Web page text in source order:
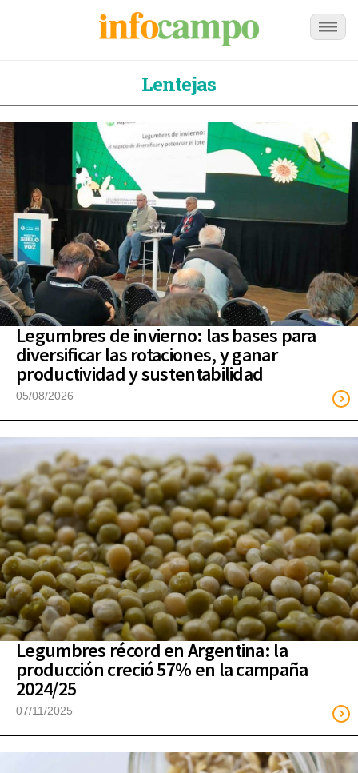
Lentejas
Legumbres de invierno: las bases para
diversificar las rotaciones, y ganar
productividad y sustentabilidad
05/08/2026
Legumbres récord en Argentina: la
producción creció 57% en la campaña
2024/25
07/11/2025